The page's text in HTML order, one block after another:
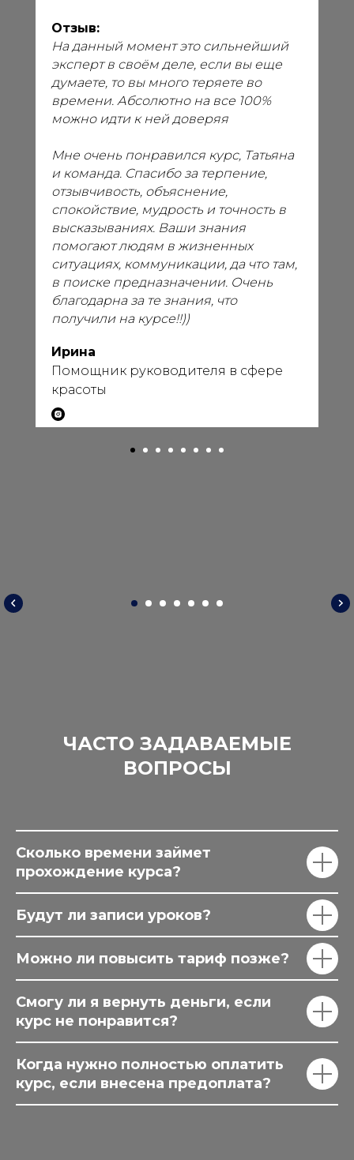
Отзыв:
На данный момент это сильнейший
эксперт в своём деле, если вы еще
думаете, то вы много теряете во
времени. Абсолютно на все 100%
можно идти к ней доверяя
Мне очень понравился курс, Татьяна
и команда. Спасибо за терпение,
отзывчивость, объяснение,
спокойствие, мудрость и точность в
высказываниях. Ваши знания
помогают людям в жизненных
ситуациях, коммуникации, да что там,
в поиске предназначении. Очень
благодарна за те знания, что
получили на курсе!!))
Ирина
Помощник руководителя в сфере
красоты
ЧАСТО ЗАДАВАЕМЫЕ
ВОПРОСЫ
Сколько времени займет
прохождение курса?
Будут ли записи уроков?
Можно ли повысить тариф позже?
Смогу ли я вернуть деньги, если
курс не понравится?
Когда нужно полностью оплатить
курс, если внесена предоплата?